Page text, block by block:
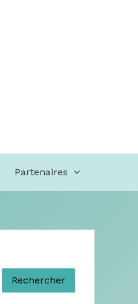
Partenaires
Rechercher